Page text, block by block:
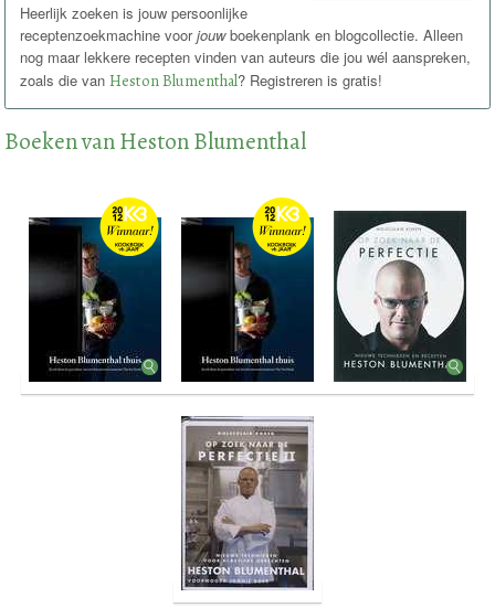
Heerlijk zoeken is jouw persoonlijke
receptenzoekmachine voorjouwboekenplank en blogcollectie. Alleen
nog maar lekkere recepten vinden van auteurs die jou wél aanspreken,
zoals die van Heston Blumenthal? Registreren is gratis!
Boeken van Heston Blumenthal